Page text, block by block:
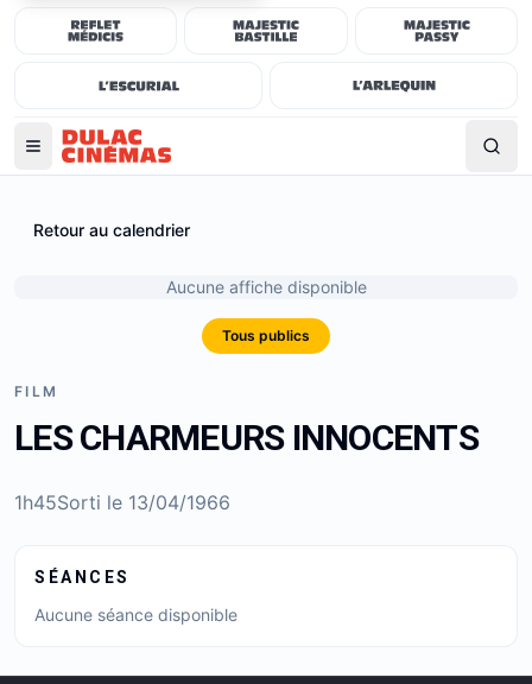
Retour au calendrier
Aucune affiche disponible
Tous publics
SÉANCES
Aucune séance disponible
FILM
LES CHARMEURS INNOCENTS
1h45Sorti le 13/04/1966